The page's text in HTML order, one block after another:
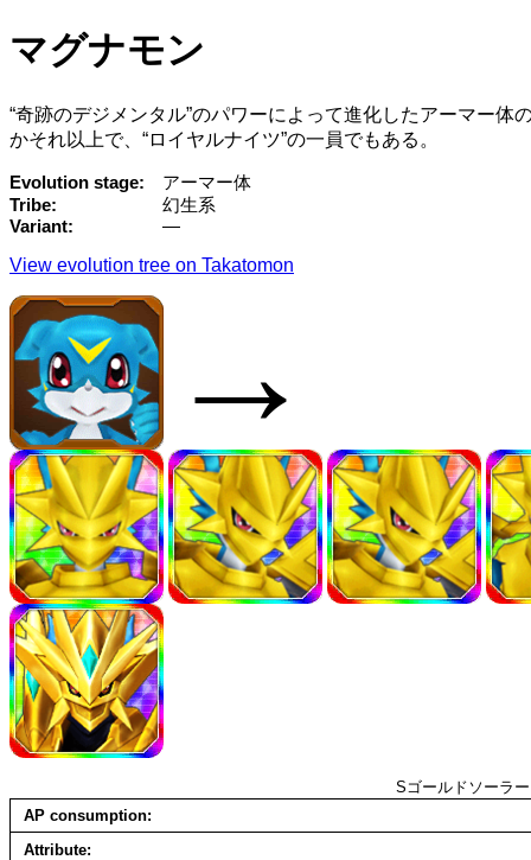
マグナモン
“奇跡のデジメンタル”のパワーによって進化したアーマー
かそれ以上で、“ロイヤルナイツ”の一員でもある。
Evolution stage
アーマー体
Tribe
幻生系
Variant
—
View evolution tree on Takatomon
→
Sゴールドソーラ
AP consumption
Attribute